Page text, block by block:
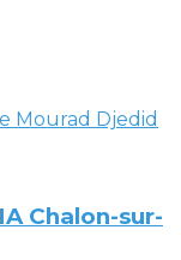
Chalon-sur-